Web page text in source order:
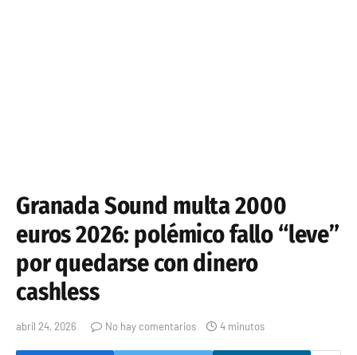
Granada Sound multa 2000
euros 2026: polémico fallo “leve”
por quedarse con dinero
cashless
abril 24, 2026 No hay comentarios 4 minutos